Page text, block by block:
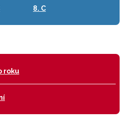
8. C
roku